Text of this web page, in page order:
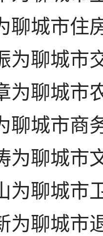
城市住房
聊城市
聊城市
城市商务
聊城市
聊城市卫
聊城市退